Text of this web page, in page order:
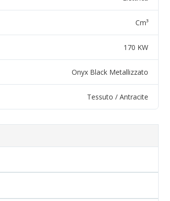
Cm³
170 KW
Onyx Black Metallizzato
Tessuto / Antracite